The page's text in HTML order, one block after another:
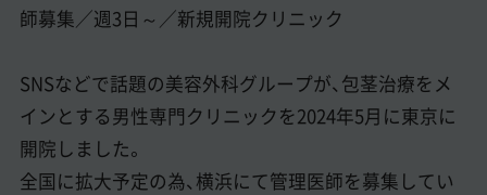
師募集／週3日～／新規開院クリニック
SNSなどで話題の美容外科グループが、包茎治療をメ
インとする男性専門クリニックを2024年5月に東京に
開院しました。
全国に拡大予定の為、横浜にて管理医師を募集してい